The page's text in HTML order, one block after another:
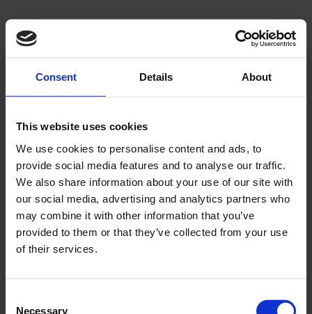
Consent Details About
This website uses cookies
We use cookies to personalise content and ads, to
provide social media features and to analyse our traffic.
We also share information about your use of our site with
our social media, advertising and analytics partners who
may combine it with other information that you’ve
provided to them or that they’ve collected from your use
of their services.
Necessary
Stödfjäder Suzuki RMX
50
Suzuki RMX 50
RM05010
249KR
2-5 vardagar